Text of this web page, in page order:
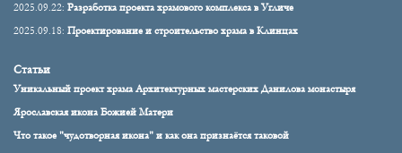
2025.09.22: Разработка проекта храмового комплекса в Угличе
2025.09.18: Проектирование и строительство храма в Клинцах
Статьи
Уникальный проект храма Архитектурных мастерских Данилова монастыря
Ярославская икона Божией Матери
Что такое "чудотворная икона" и как она признаётся таковой